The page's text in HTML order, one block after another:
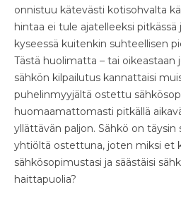
onnistuu kätevästi kotisohvalta
hintaa ei tule ajatelleeksi pitkässä
kyseessä kuitenkin suhteellisen
Tästä huolimatta – tai oikeastaan
sähkön kilpailutus kannattaisi
puhelinmyyjältä ostettu
huomaamattomasti pitkällä
yllättävän paljon. Sähkö on täysin
yhtiöltä ostettuna, joten miksi et
sähkösopimustasi ja säästäisi
haittapuolia?